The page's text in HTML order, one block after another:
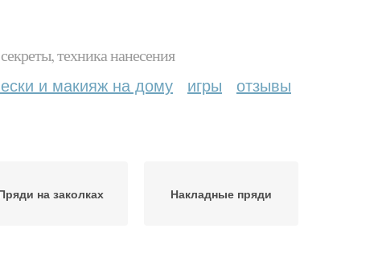
техника нанесения
и макияж на дому игры отзывы
на заколках Накладные пряди